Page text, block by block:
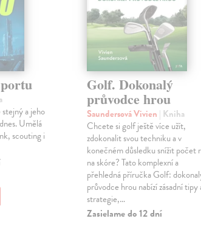
a jeho
Umělá
scouting i
Golf. Dokonalý
průvodce hrou
Saundersová Vivien | Kniha
Chcete si golf ještě více užít,
zdokonalit svou techniku a v
konečném důsledku snížit počet
na skóre? Tato komplexní a
přehledná příručka Golf:
průvodce hrou nabízí zásadní tipy
strategie,…
Zasielame do 12 dní